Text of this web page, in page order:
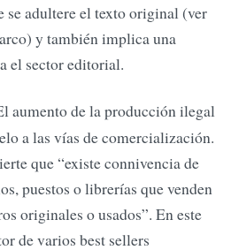
se adultere el texto original (ver
y también implica una
el sector editorial.
aumento de la producción ilegal
a las vías de comercialización.
que “existe connivencia de
puestos o librerías que venden
originales o usados”. En este
de varios best sellers